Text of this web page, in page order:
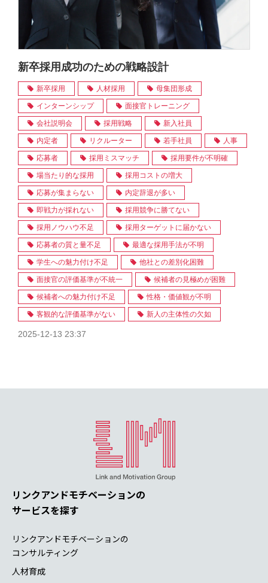
新卒採用成功のための戦略設計
新卒採用 人材採用 母集団形成
インターンシップ 面接官トレーニング
会社説明会 採用戦略 新入社員
内定者 リクルーター 若手社員 人事
応募者 採用ミスマッチ 採用要件が不明確
場当たり的な採用 採用コストの増大
応募が集まらない 内定辞退が多い
即戦力が採れない 採用競争に勝てない
採用ノウハウ不足 採用ターゲットに届かない
応募者の質と量不足 最適な採用手法が不明
学生への魅力付け不足 他社との差別化困難
面接官の評価基準が不統一 候補者の見極めが困難
候補者への魅力付け不足 性格・価値観が不明
客観的な評価基準がない 新人の主体性の欠如
2025-12-13 23:37
リンクアンドモチベーションの
サービスを探す
リンクアンドモチベーションの
コンサルティング
人材育成